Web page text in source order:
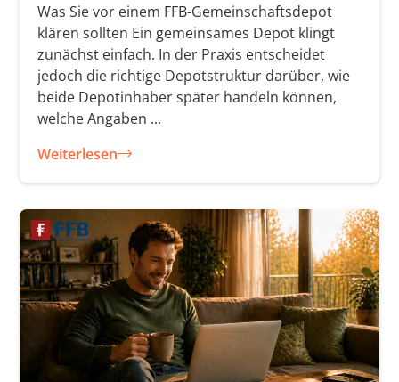
Was Sie vor einem FFB-Gemeinschaftsdepot
klären sollten Ein gemeinsames Depot klingt
zunächst einfach. In der Praxis entscheidet
jedoch die richtige Depotstruktur darüber, wie
beide Depotinhaber später handeln können,
welche Angaben ...
Weiterlesen